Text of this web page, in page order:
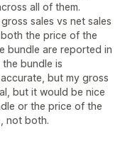
all of them.
sales vs net sales
the price of the
bundle are reported in
bundle is
but my gross
but it would be nice
or the price of the
not both.